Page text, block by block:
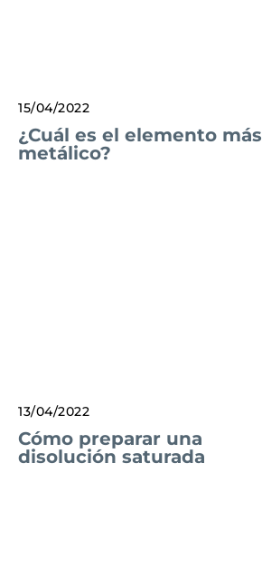
15/04/2022
¿Cuál es el elemento más
metálico?
13/04/2022
Cómo preparar una
disolución saturada